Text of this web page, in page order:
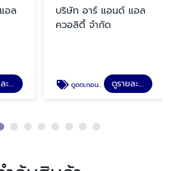
อล
ดูรายละเอียด
บริษัท อาร์ แอนด์ แอล
ควอลิตี้ จำกัด
ดูดตะกอนบ่อบำบัด ดูรายละเอียด